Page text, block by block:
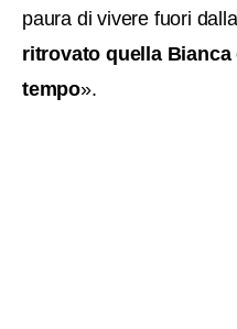
paura di vivere fuori
ritrovato quella
tempo».